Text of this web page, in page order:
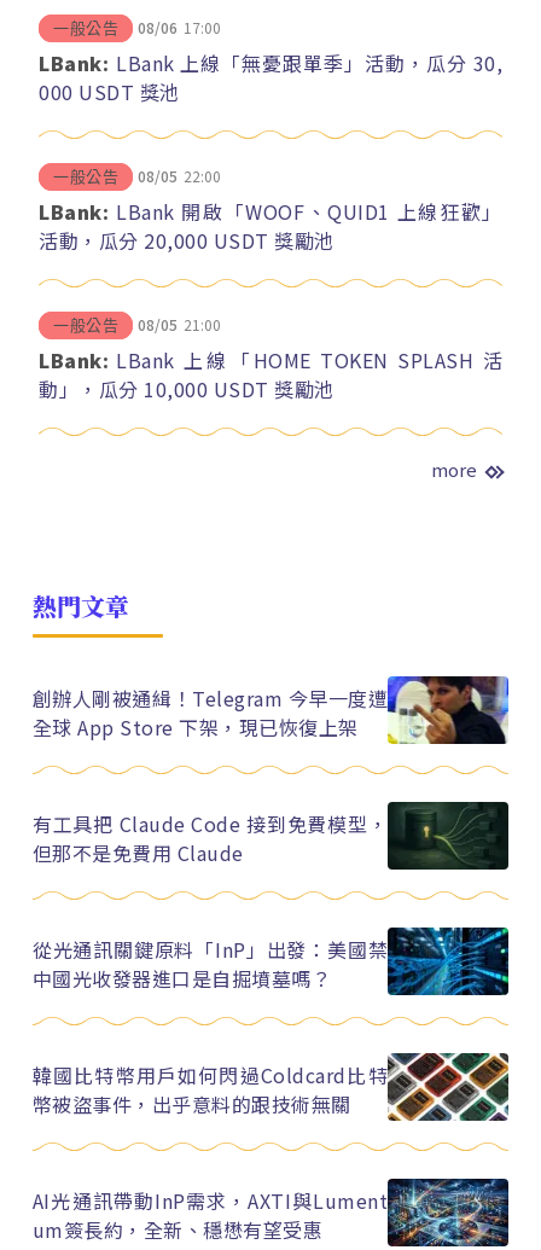
一般公告 08/06 17:00
LBank: LBank 上線「無憂跟單季」活動，瓜分 30,
000 USDT 獎池
一般公告 08/05 22:00
LBank: LBank 開啟「WOOF、QUID1 上線狂歡」
活動，瓜分 20,000 USDT 獎勵池
一般公告 08/05 21:00
LBank: LBank 上線「HOME TOKEN SPLASH 活
動」，瓜分 10,000 USDT 獎勵池
more
熱門文章
創辦人剛被通緝！Telegram 今早一度遭
全球 App Store 下架，現已恢復上架
有工具把 Claude Code 接到免費模型，
但那不是免費用 Claude
從光通訊關鍵原料「InP」出發：美國禁
中國光收發器進口是自掘墳墓嗎？
韓國比特幣用戶如何閃過Coldcard比特
幣被盜事件，出乎意料的跟技術無關
AI光通訊帶動InP需求，AXTI與Lument
um簽長約，全新、穩懋有望受惠